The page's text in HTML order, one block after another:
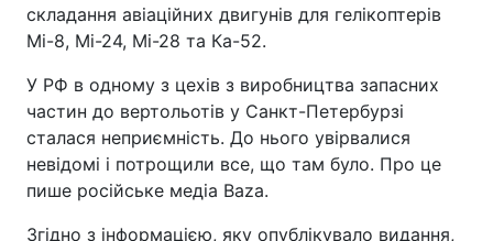
складання авіаційних двигунів для гелікоптерів
Мі-8, Мі-24, Мі-28 та Ка-52.
У РФ в одному з цехів з виробництва запасних
частин до вертольотів у Санкт-Петербурзі
сталася неприємність. До нього увірвалися
невідомі і потрощили все, що там було. Про це
пише російське медіа Baza.
Згідно з інформацією, яку опублікувало видання,